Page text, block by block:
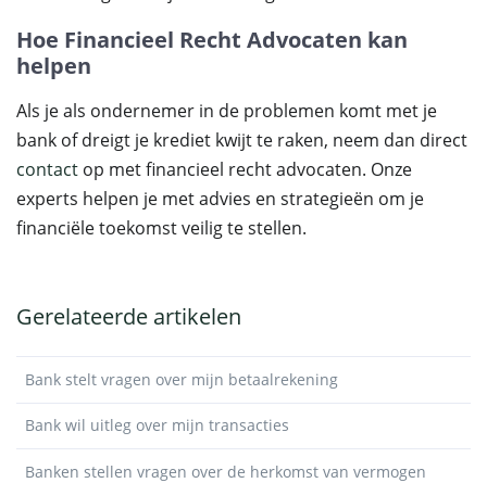
Hoe Financieel Recht Advocaten kan
helpen
Als je als ondernemer in de problemen komt met je
bank of dreigt je krediet kwijt te raken, neem dan direct
contact op met financieel recht advocaten. Onze
experts helpen je met advies en strategieën om je
financiële toekomst veilig te stellen.
Gerelateerde artikelen
Bank stelt vragen over mijn betaalrekening
Bank wil uitleg over mijn transacties
Banken stellen vragen over de herkomst van vermogen